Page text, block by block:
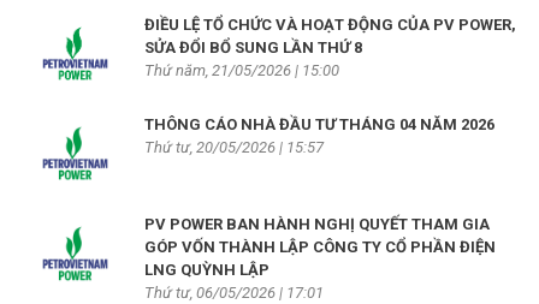
ĐIỀU LỆ TỔ CHỨC VÀ HOẠT ĐỘNG CỦA PV POWER,
SỬA ĐỔI BỔ SUNG LẦN THỨ 8
Thứ năm, 21/05/2026 | 15:00
THÔNG CÁO NHÀ ĐẦU TƯ THÁNG 04 NĂM 2026
Thứ tư, 20/05/2026 | 15:57
PV POWER BAN HÀNH NGHỊ QUYẾT THAM GIA
GÓP VỐN THÀNH LẬP CÔNG TY CỔ PHẦN ĐIỆN
LNG QUỲNH LẬP
Thứ tư, 06/05/2026 | 17:01